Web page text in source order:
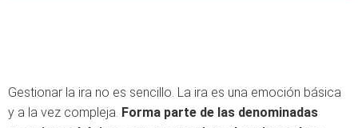
Gestionar la ira no es sencillo. La ira es una emoción básica
y a la vez compleja. Forma parte de las denominadas